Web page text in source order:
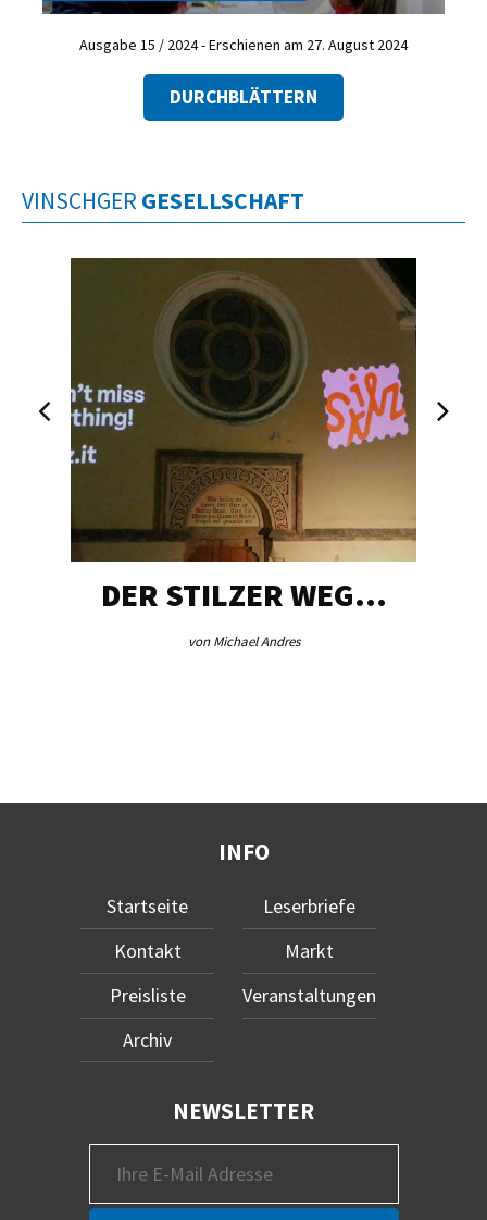
Ausgabe 15 / 2024 - Erschienen am 27. August 2024
DURCHBLÄTTERN
VINSCHGER GESELLSCHAFT
DER STILZER WEG…
von Michael Andres
INFO
Startseite
Kontakt
Preisliste
Archiv
Leserbriefe
Markt
Veranstaltungen
NEWSLETTER